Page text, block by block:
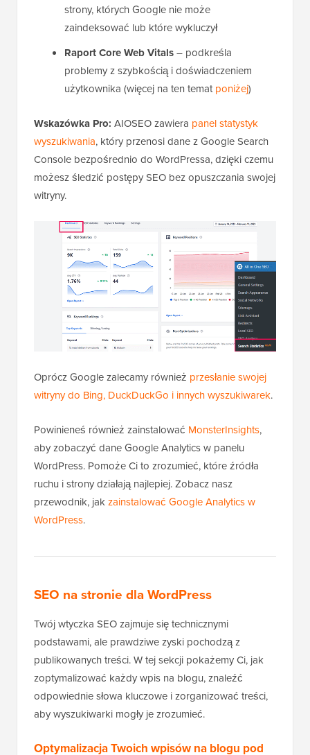
strony, których Google nie może
zaindeksować lub które wykluczył
Raport Core Web Vitals– podkreśla
problemy z szybkością i doświadczeniem
użytkownika (więcej na ten tematponiżej)
Wskazówka Pro: AIOSEO zawiera panel statystyk
wyszukiwania, który przenosi dane z Google Search
Console bezpośrednio do WordPressa, dzięki czemu
możesz śledzić postępy SEO bez opuszczania swojej
witryny.
Oprócz Google zalecamy również przesłanie swojej
witryny do Bing, DuckDuckGo i innych wyszukiwarek.
Powinieneś również zainstalować MonsterInsights,
aby zobaczyć dane Google Analytics w panelu
WordPress. Pomoże Ci to zrozumieć, które źródła
ruchu i strony działają najlepiej. Zobacz nasz
przewodnik, jakzainstalować Google Analytics w
WordPress.
SEO na stronie dla WordPress
Twój wtyczka SEO zajmuje się technicznymi
podstawami, ale prawdziwe zyski pochodzą z
publikowanych treści. W tej sekcji pokażemy Ci, jak
zoptymalizować każdy wpis na blogu, znaleźć
odpowiednie słowa kluczowe i zorganizować treści,
aby wyszukiwarki mogły je zrozumieć.
Optymalizacja Twoich wpisów na blogu pod